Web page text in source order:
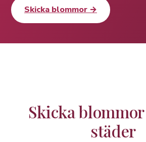
Skicka blommor →
Skicka
städer